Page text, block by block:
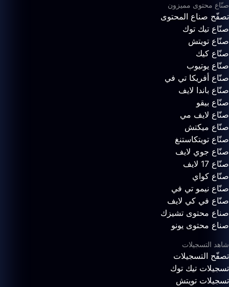
صنّاع محتوى مميزون
تصفّح صناع المحتوى
صنّاع تيك توك
صنّاع تويتش
صنّاع كيك
صنّاع يوتيوب
صنّاع أفريكا تي في
صنّاع باندا لايف
صنّاع بيقو
صنّاع لايف مي
صنّاع ميكتش
صنّاع تويتكاستنغ
صنّاع جوي لايف
صنّاع 17 لايف
صنّاع كواي
صنّاع نيمو تي في
صنّاع في كي لايف
صناع محتوى تشيزك
صناع محتوى يونو
شاهد التسجيلات
تصفّح التسجيلات
تسجيلات تيك توك
تسجيلات تويتش